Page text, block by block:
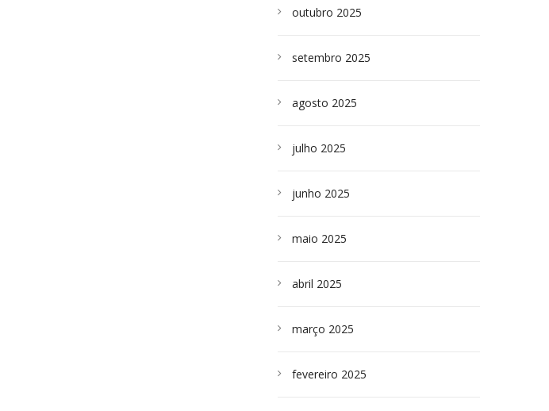
outubro 2025
setembro 2025
agosto 2025
julho 2025
junho 2025
maio 2025
abril 2025
março 2025
fevereiro 2025